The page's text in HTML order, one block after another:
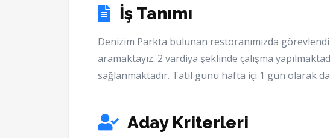
İş Tanımı
Denizim Parkta bulunan restoranımızda
aramaktayız. 2 vardiya şeklinde çalışma
sağlanmaktadır. Tatil günü hafta içi 1 gün olarak
Aday Kriterleri